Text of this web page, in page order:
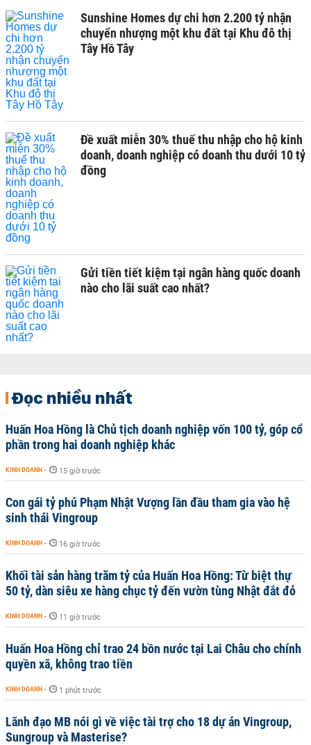
Sunshine Homes dự chi hơn 2.200 tỷ nhận
chuyển nhượng một khu đất tại Khu đô thị
Tây Hồ Tây
Đề xuất miễn 30% thuế thu nhập cho hộ kinh
doanh, doanh nghiệp có doanh thu dưới 10 tỷ
đồng
Gửi tiền tiết kiệm tại ngân hàng quốc doanh
nào cho lãi suất cao nhất?
Đọc nhiều nhất
Huấn Hoa Hồng là Chủ tịch doanh nghiệp vốn 100 tỷ, góp cổ
phần trong hai doanh nghiệp khác
KINH DOANH - 15 giờ trước
Con gái tỷ phú Phạm Nhật Vượng lần đầu tham gia vào hệ
sinh thái Vingroup
KINH DOANH - 16 giờ trước
Khối tài sản hàng trăm tỷ của Huấn Hoa Hồng: Từ biệt thự
50 tỷ, dàn siêu xe hàng chục tỷ đến vườn tùng Nhật đắt đỏ
KINH DOANH - 11 giờ trước
Huấn Hoa Hồng chỉ trao 24 bồn nước tại Lai Châu cho chính
quyền xã, không trao tiền
KINH DOANH - 1 phút trước
Lãnh đạo MB nói gì về việc tài trợ cho 18 dự án Vingroup,
Sungroup và Masterise?